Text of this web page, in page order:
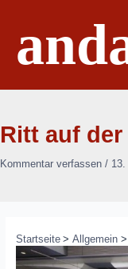
springen
Ritt auf
Kommentar verfassen /
Startseite Allgemein